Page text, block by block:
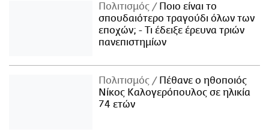
Πολιτισμός
Ποιο είναι το
σπουδαιότερο τραγούδι όλων των
εποχών; - Τι έδειξε έρευνα τριών
πανεπιστημίων
Πολιτισμός
Πέθανε ο ηθοποιός
Νίκος Καλογερόπουλος σε ηλικία
74 ετών